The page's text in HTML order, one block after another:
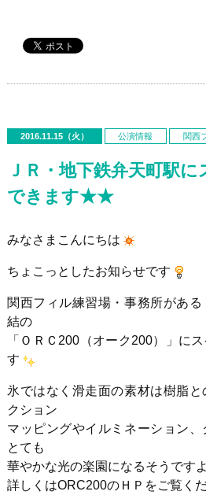
2016.11.15（火） 公演情報 関西
ＪＲ・地下鉄弁天町駅
できます★★
みなさまこんにちは
ちょこっとしたお知らせです
関西フィル練習場・事務所があ
結の
「ＯＲＣ200（オーク200）」に
す
氷ではなく滑走面の素材は樹脂
クション
マッピングやイルミネーション、
とても
華やかな光の楽園になるそうですよ
詳しくはORC200のＨＰをご覧くだ